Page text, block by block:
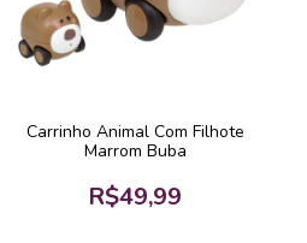
Carrinho Animal Com Filhote
Marrom Buba
R$49,99